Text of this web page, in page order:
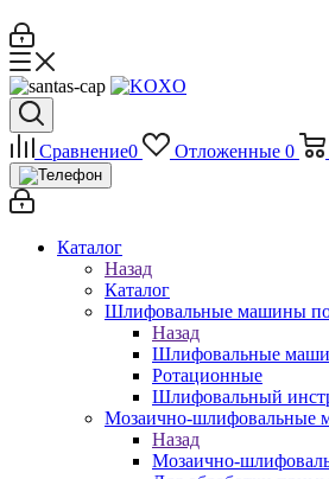
Сравнение0 Отложенные 0
Каталог
Назад
Каталог
Шлифовальные машины по
Назад
Шлифовальные
Ротационные
Шлифовальный
Мозаично-шлифовальные
Назад
Мозаично-